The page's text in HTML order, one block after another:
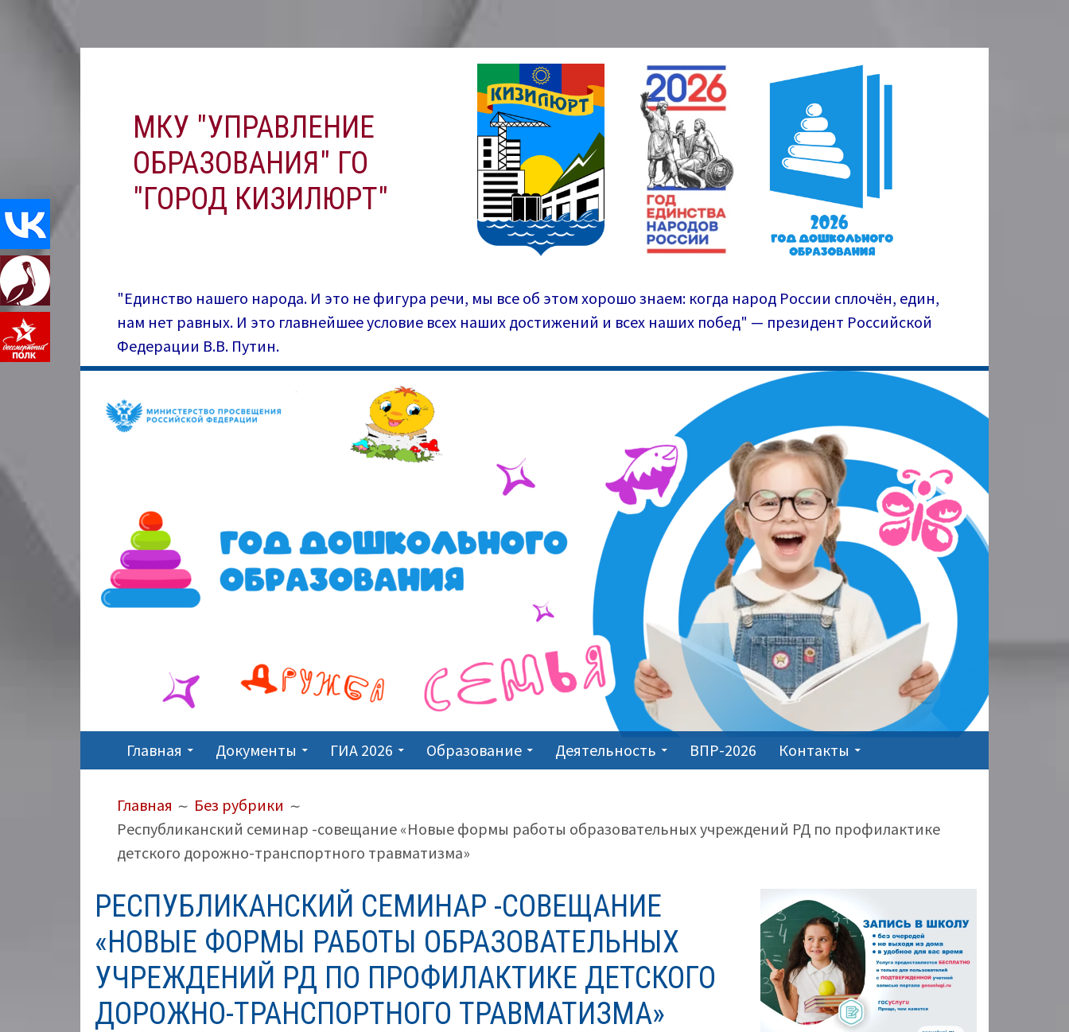
Перейти
МКУ "УПРАВЛЕНИЕ
ОБРАЗОВАНИЯ" ГО
"ГОРОД КИЗИЛЮРТ"
"Единство нашего народа. И это не фигура речи, мы все об этом хорошо знаем: когда народ России сплочён, един,
нам нет равных. И это главнейшее условие всех наших достижений и всех наших побед" — президент Российской
Федерации В.В. Путин.
ОСНОВНОЕ
МЕНЮ
Главная Документы ГИА 2026 Образование Деятельность ВПР-2026 Контакты
САЙТЕ
КРОШКИ)
Главная
Без рубрики
Республиканский семинар -совещание «Новые формы работы образовательных учреждений РД по профилактике
детского дорожно-транспортного травматизма»
РЕСПУБЛИКАНСКИЙ СЕМИНАР -СОВЕЩАНИЕ
«НОВЫЕ ФОРМЫ РАБОТЫ ОБРАЗОВАТЕЛЬНЫХ
УЧРЕЖДЕНИЙ РД ПО ПРОФИЛАКТИКЕ ДЕТСКОГО
ДОРОЖНО-ТРАНСПОРТНОГО ТРАВМАТИЗМА»
ОСНОВНАЯ
ПАНЕЛЬ